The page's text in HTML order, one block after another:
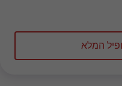
המלא